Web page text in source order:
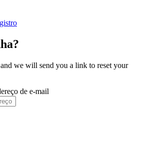
we will send you a link to reset your
de e-mail